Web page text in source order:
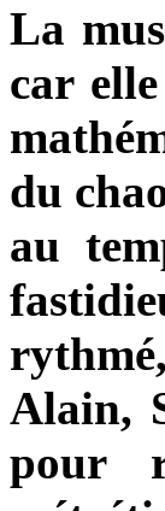
La
car
du
au
Alain,
pour